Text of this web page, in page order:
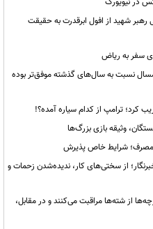
رهبر شهید از افول ابرقدرت به حقیقت
سفر به ریاض
نسبت به سال‌های گذشته موفق‌تر بوده
کرد؛ ترامپ از کدام سیاره آمده؟!
وثیقه بازی بزرگ‌ها
مصرف؛ شرایط خاص پذیرش
از سختی‌های کار، ندیده‌شدن زحمات و
از شته‌ها مراقبت می‌کنند و در مقابل،